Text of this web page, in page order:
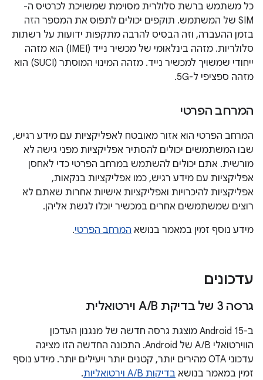
כל משתמש ברשת סלולרית מסוימת שמשויכת לכרטיס ה-
SIM של המשתמש. תוקפים יכולים לתפוס את המספר הזה
בזמן ההעברה, וזה הבסיס להרבה מתקפות ידועות על רשתות
סלולריות. מזהה בינלאומי של מכשיר נייד (IMEI) הוא מזהה
ייחודי שמשויך למכשיר נייד. מזהה המינוי המוסתר (SUCI) הוא
מזהה ספציפי ל-5G.
המרחב הפרטי
המרחב הפרטי הוא אזור מאובטח לאפליקציות עם מידע רגיש,
שבו המשתמשים יכולים להסתיר אפליקציות מפני גישה לא
מורשית. אתם יכולים להשתמש במרחב הפרטי כדי לאחסן
אפליקציות עם מידע רגיש, כמו אפליקציות בנקאות,
אפליקציות להיכרויות ואפליקציות אישיות אחרות שאתם לא
רוצים שמשתמשים אחרים במכשיר יוכלו לגשת אליהן.
מידע נוסף זמין במאמר בנושא המרחב הפרטי.
עדכונים
גרסה 3 של בדיקת A /B וירטואלית
ב-Android 15 מוצגת גרסה חדשה של מנגנון העדכון
הווירטואלי A/B של Android. התכונה החדשה הזו מציגה
עדכוני OTA מהירים יותר, קטנים יותר ויעילים יותר. מידע נוסף
זמין במאמר בנושא בדיקות A/B וירטואליות .